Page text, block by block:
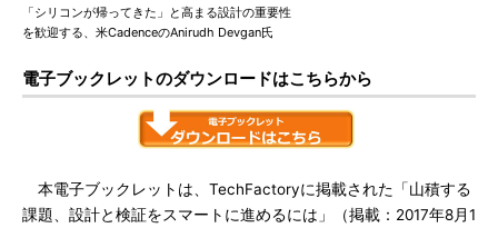
「シリコンが帰ってきた」と高まる設計の重要性
を歓迎する、米CadenceのAnirudh Devgan氏
電子ブックレットのダウンロードはこちらから
本電子ブックレットは、TechFactoryに掲載された「山積する
課題、設計と検証をスマートに進めるには」（掲載：2017年8月1